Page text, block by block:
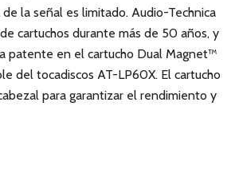
la señal es limitado. Audio-Technica
cartuchos durante más de 50 años, y
patente en el cartucho Dual Magnet™
del tocadiscos AT-LP60X. El cartucho
para garantizar el rendimiento y